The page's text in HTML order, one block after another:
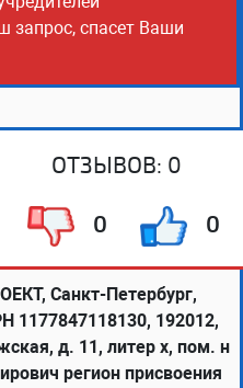
запрос, спасет Ваши
ОТЗЫВОВ: 0
0 0
Санкт-Петербург,
1177847118130, 192012,
д. 11, литер х, пом. н
регион присвоения